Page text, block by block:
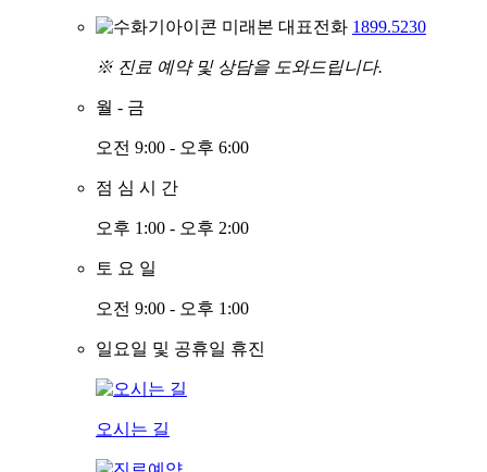
미래본 대표전화 1899.5230
※ 진료 예약 및 상담을 도와드립니다.
월 - 금
오전 9:00 - 오후 6:00
점 심 시 간
오후 1:00 - 오후 2:00
토 요 일
오전 9:00 - 오후 1:00
일요일 및 공휴일 휴진
오시는 길